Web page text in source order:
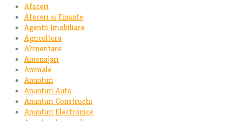
Afaceri
Afaceri si Finante
Agentii Imobiliare
Agricultura
Alimentare
Amenajari
Animale
Anunturi
Anunturi Auto
Anunturi Constructii
Anunturi Electronice